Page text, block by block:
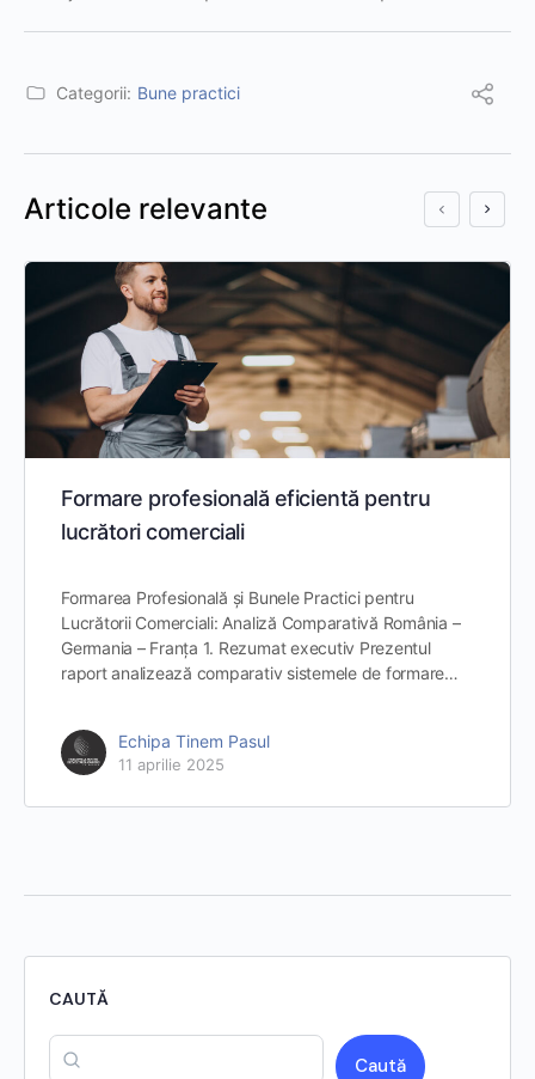
Categorii: Bune practici
Articole relevante
Formare profesională eficientă pentru
lucrători comerciali
Formarea Profesională și Bunele Practici pentru
Lucrătorii Comerciali: Analiză Comparativă România –
Germania – Franța 1. Rezumat executiv Prezentul
raport analizează comparativ sistemele de formare…
Echipa Tinem Pasul
11 aprilie 2025
CAUTĂ
Caută